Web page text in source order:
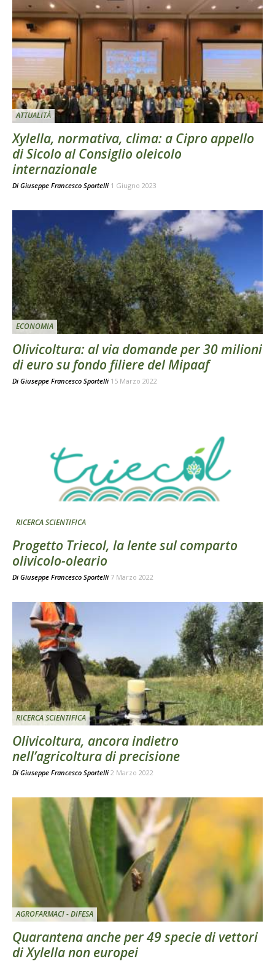
ATTUALITÀ
Xylella, normativa, clima: a Cipro appello
di Sicolo al Consiglio oleicolo
internazionale
Di Giuseppe Francesco Sportelli 1 Giugno 2023
ECONOMIA
Olivicoltura: al via domande per 30 milioni
di euro su fondo filiere del Mipaaf
Di Giuseppe Francesco Sportelli 15 Marzo 2022
RICERCA SCIENTIFICA
Progetto Triecol, la lente sul comparto
olivicolo-oleario
Di Giuseppe Francesco Sportelli 7 Marzo 2022
RICERCA SCIENTIFICA
Olivicoltura, ancora indietro
nell’agricoltura di precisione
Di Giuseppe Francesco Sportelli 2 Marzo 2022
AGROFARMACI - DIFESA
Quarantena anche per 49 specie di vettori
di Xylella non europei